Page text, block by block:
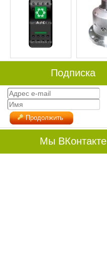
Подписка
Продолжить
Мы ВКонтакте